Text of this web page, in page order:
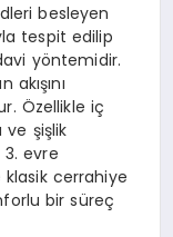
besleyen
tespit edilip
yöntemidir.
Özellikle iç
şişlik
evre
klasik cerrahiye
bir süreç